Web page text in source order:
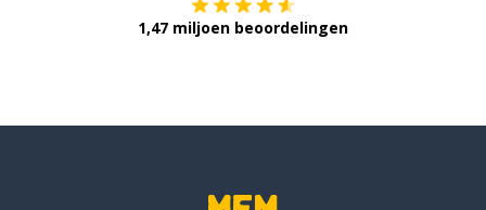
1,47 miljoen beoordelingen